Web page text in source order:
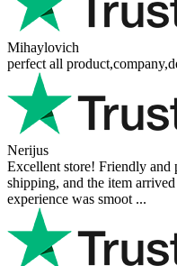
Mihaylovich
perfect all
Nerijus
Excellent store! Friendly and
shipping, and the item
experience was smoot ...